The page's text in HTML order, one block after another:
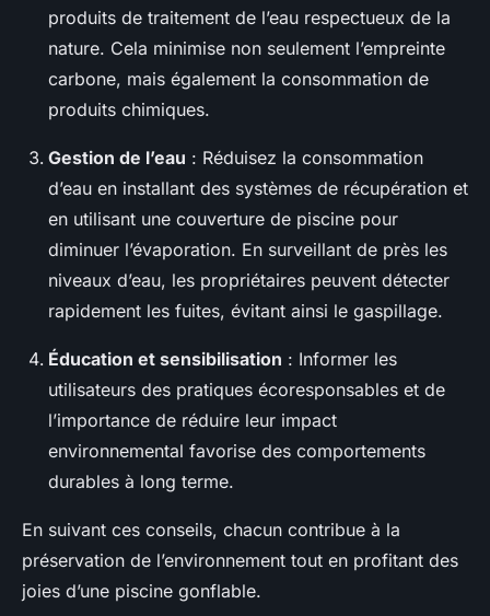
produits de traitement de l’eau respectueux de la
nature. Cela minimise non seulement l’empreinte
carbone, mais également la consommation de
produits chimiques.
Gestion de l’eau : Réduisez la consommation
d’eau en installant des systèmes de récupération et
en utilisant une couverture de piscine pour
diminuer l’évaporation. En surveillant de près les
niveaux d’eau, les propriétaires peuvent détecter
rapidement les fuites, évitant ainsi le gaspillage.
Éducation et sensibilisation : Informer les
utilisateurs des pratiques écoresponsables et de
l’importance de réduire leur impact
environnemental favorise des comportements
durables à long terme.
En suivant ces conseils, chacun contribue à la
préservation de l’environnement tout en profitant des
joies d’une piscine gonflable.